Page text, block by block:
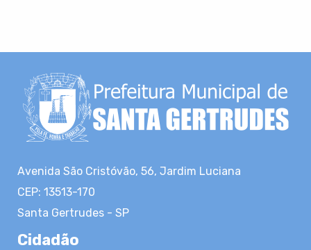
Avenida São Cristóvão, 56, Jardim Luciana
CEP: 13513-170
Santa Gertrudes - SP
Cidadão